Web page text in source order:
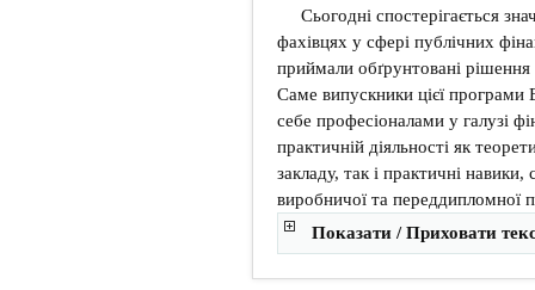
Сьогодні спостерігається
фахівцях у сфері публічних
приймали обґрунтовані
Саме випускники цієї програми
себе професіоналами у галузі
практичній діяльності як
закладу, так і практичні
виробничої та переддипломної
Показати / Приховати